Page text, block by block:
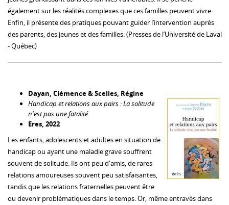
également sur les réalités complexes que ces familles peuvent vivre.
Enfin, il présente des pratiques pouvant guider l’intervention auprès
des parents, des jeunes et des familles. (Presses de l’Université de Laval
- Québec)
Dayan, Clémence & Scelles, Régine
Handicap et relations aux pairs : La solitude
n'est pas une fatalité
Eres, 2022
Les enfants, adolescents et adultes en situation de
handicap ou ayant une maladie grave souffrent
souvent de solitude. Ils ont peu d'amis, de rares
relations amoureuses souvent peu satisfaisantes,
tandis que les relations fraternelles peuvent être
ou devenir problématiques dans le temps. Or, même entravés dans